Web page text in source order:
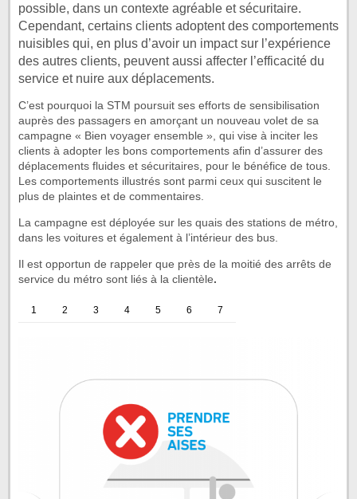
possible, dans un contexte agréable et sécuritaire.
Cependant, certains clients adoptent des comportements
nuisibles qui, en plus d’avoir un impact sur l’expérience
des autres clients, peuvent aussi affecter l’efficacité du
service et nuire aux déplacements.
C’est pourquoi la STM poursuit ses efforts de sensibilisation
auprès des passagers en amorçant un nouveau volet de sa
campagne « Bien voyager ensemble », qui vise à inciter les
clients à adopter les bons comportements afin d’assurer des
déplacements fluides et sécuritaires, pour le bénéfice de tous.
Les comportements illustrés sont parmi ceux qui suscitent le
plus de plaintes et de commentaires.
La campagne est déployée sur les quais des stations de métro,
dans les voitures et également à l’intérieur des bus.
Il est opportun de rappeler que près de la moitié des arrêts de
service du métro sont liés à la clientèle.
1 2 3 4 5 6 7